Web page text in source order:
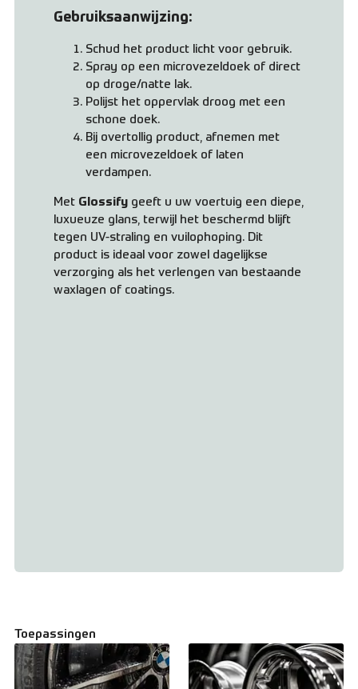
Gebruiksaanwijzing:
Schud het product licht voor gebruik.
Spray op een microvezeldoek of direct
op droge/natte lak.
Polijst het oppervlak droog met een
schone doek.
Bij overtollig product, afnemen met
een microvezeldoek of laten
verdampen.
Met Glossify geeft u uw voertuig een diepe,
luxueuze glans, terwijl het beschermd blijft
tegen UV-straling en vuilophoping. Dit
product is ideaal voor zowel dagelijkse
verzorging als het verlengen van bestaande
waxlagen of coatings.
Toepassingen